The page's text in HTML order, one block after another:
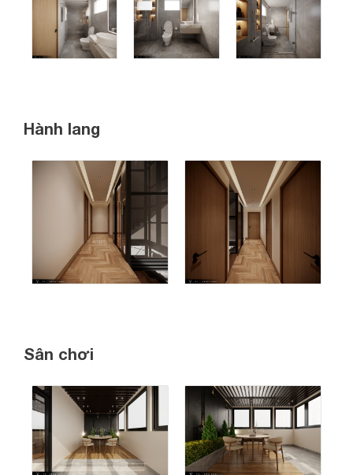
Hành lang
Sân chơi